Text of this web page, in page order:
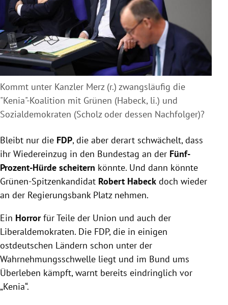
Kommt unter Kanzler Merz (r.) zwangsläufig die
"Kenia"-Koalition mit Grünen (Habeck, li.) und
Sozialdemokraten (Scholz oder dessen Nachfolger)?
Bleibt nur die FDP, die aber derart schwächelt, dass
ihr Wiedereinzug in den Bundestag an der Fünf-
Prozent-Hürde scheitern könnte. Und dann könnte
Grünen-Spitzenkandidat Robert Habeck doch wieder
an der Regierungsbank Platz nehmen.
Ein Horrorfür Teile der Union und auch der
Liberaldemokraten. Die FDP, die in einigen
ostdeutschen Ländern schon unter der
Wahrnehmungsschwelle liegt und im Bund ums
Überleben kämpft, warnt bereits eindringlich vor
„Kenia“.